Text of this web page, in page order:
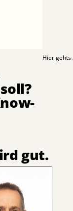
Hier gehts
gut.